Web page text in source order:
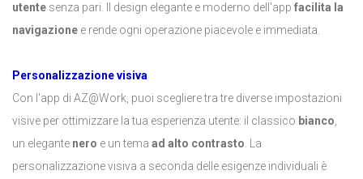
utente senza pari. Il design elegante e moderno dell'app facilita la
navigazione e rende ogni operazione piacevole e immediata.
Personalizzazione visiva
Con l'app di AZ@Work, puoi scegliere tra tre diverse impostazioni
visive per ottimizzare la tua esperienza utente: il classico bianco
un elegante nero e un tema ad alto contrasto . La
personalizzazione visiva a seconda delle esigenze individuali è